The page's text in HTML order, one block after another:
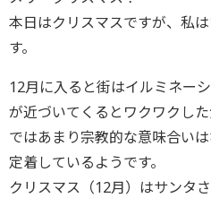
本日はクリスマスですが、私
す。
12月に入ると街はイルミネー
が近づいてくるとワクワクし
ではあまり宗教的な意味合い
定着しているようです。
クリスマス（12月）はサンタ